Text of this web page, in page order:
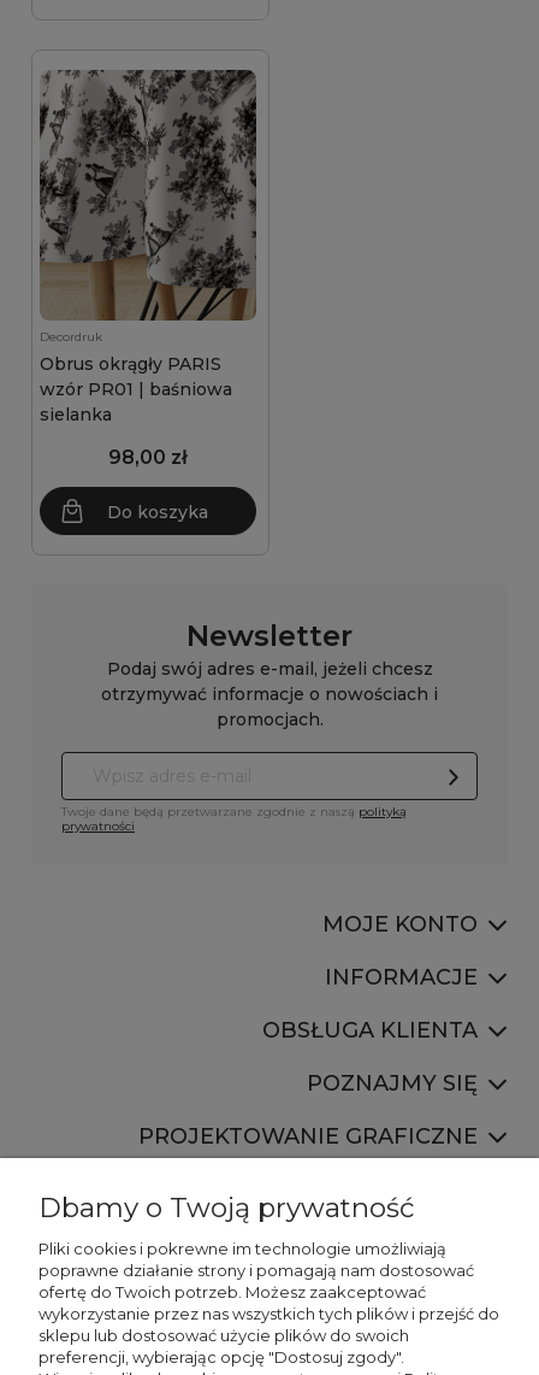
Decordruk
Obrus okrągły PARIS
wzór PR01 | baśniowa
sielanka
98,00 zł
Do koszyka
Newsletter
Podaj swój adres e-mail, jeżeli chcesz
otrzymywać informacje o nowościach i
promocjach.
Twoje dane będą przetwarzane zgodnie z naszą polityką
prywatności
MOJE KONTO
INFORMACJE
OBSŁUGA KLIENTA
POZNAJMY SIĘ
PROJEKTOWANIE GRAFICZNE
887 750 445
536 346 177
Dbamy o Twoją prywatność
Pliki cookies i pokrewne im technologie umożliwiają
poprawne działanie strony i pomagają nam dostosować
ofertę do Twoich potrzeb. Możesz zaakceptować
wykorzystanie przez nas wszystkich tych plików i przejść do
sklepu lub dostosować użycie plików do swoich
preferencji, wybierając opcję "Dostosuj zgody".